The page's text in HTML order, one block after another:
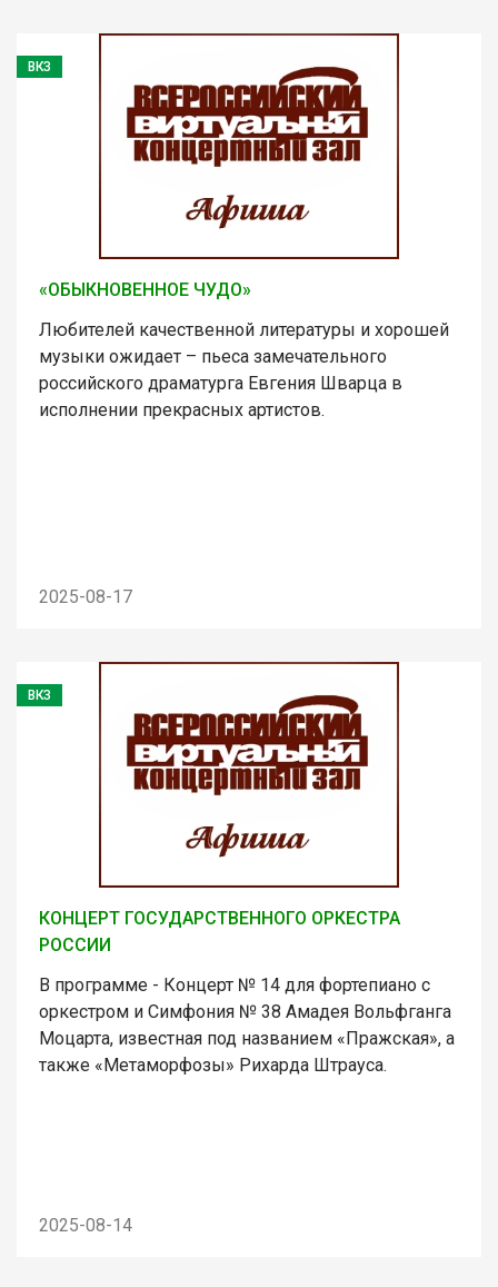
ВКЗ
«ОБЫКНОВЕННОЕ ЧУДО»
Любителей качественной литературы и хорошей
музыки ожидает – пьеса замечательного
российского драматурга Евгения Шварца в
исполнении прекрасных артистов.
2025-08-17
ВКЗ
КОНЦЕРТ ГОСУДАРСТВЕННОГО ОРКЕСТРА
РОССИИ
В программе - Концерт № 14 для фортепиано с
оркестром и Симфония № 38 Амадея Вольфганга
Моцарта, известная под названием «Пражская», а
также «Метаморфозы» Рихарда Штрауса.
2025-08-14